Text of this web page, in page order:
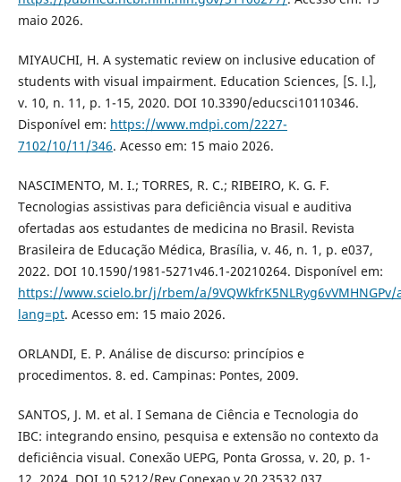
maio 2026.
MIYAUCHI, H. A systematic review on inclusive education of
students with visual impairment. Education Sciences, [S. l.],
v. 10, n. 11, p. 1-15, 2020. DOI 10.3390/educsci10110346.
Disponível em: https://www.mdpi.com/2227-
7102/10/11/346. Acesso em: 15 maio 2026.
NASCIMENTO, M. I.; TORRES, R. C.; RIBEIRO, K. G. F.
Tecnologias assistivas para deficiência visual e auditiva
ofertadas aos estudantes de medicina no Brasil. Revista
Brasileira de Educação Médica, Brasília, v. 46, n. 1, p. e037,
2022. DOI 10.1590/1981-5271v46.1-20210264. Disponível em:
https://www.scielo.br/j/rbem/a/
lang=pt. Acesso em: 15 maio 2026.
ORLANDI, E. P. Análise de discurso: princípios e
procedimentos. 8. ed. Campinas: Pontes, 2009.
SANTOS, J. M. et al. I Semana de Ciência e Tecnologia do
IBC: integrando ensino, pesquisa e extensão no contexto da
deficiência visual. Conexão UEPG, Ponta Grossa, v. 20, p. 1-